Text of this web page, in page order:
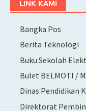
LINK KAMI
Bangka Pos
Berita Teknologi
Buku Sekolah
Bulet BELMOTI /
Dinas Pendidikan
Direktorat